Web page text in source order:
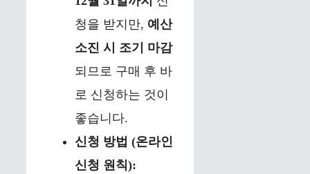
청을 받지만, 예산
소진 시 조기 마감
되므로 구매 후 바
로 신청하는 것이
좋습니다.
신청 방법 (온라인
신청 원칙):